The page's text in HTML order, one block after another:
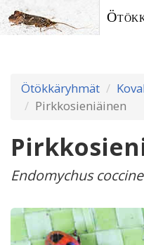
Ötökkäryhmät
Pirkkosieniäinen
Endomychus